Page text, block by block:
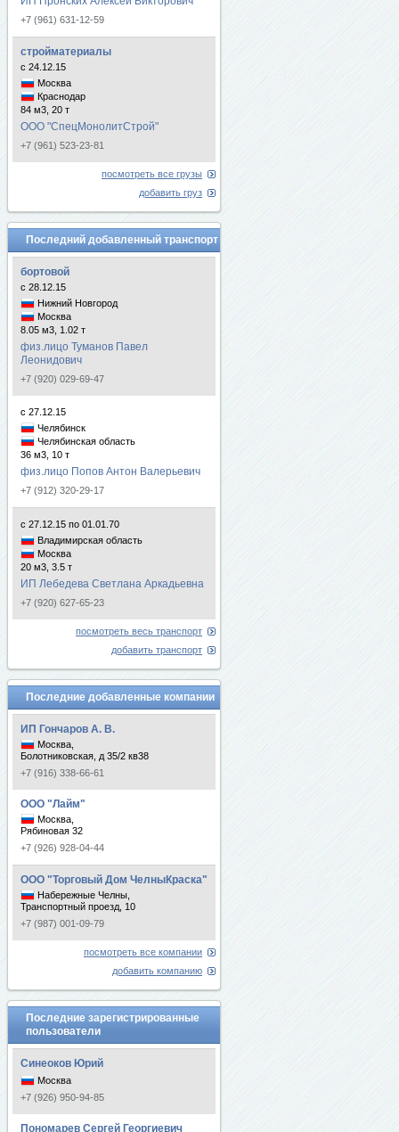
+7 (961) 631-12-59
стройматериалы
с 24.12.15
Москва
Краснодар
84 м3, 20 т
ООО "СпецМонолитСтрой"
+7 (961) 523-23-81
посмотреть все грузы
добавить груз
Последний добавленный транспорт
бортовой
с 28.12.15
Нижний Новгород
Москва
8.05 м3, 1.02 т
физ.лицо Туманов Павел
Леонидович
+7 (920) 029-69-47
с 27.12.15
Челябинск
Челябинская область
36 м3, 10 т
физ.лицо Попов Антон Валерьевич
+7 (912) 320-29-17
с 27.12.15 по 01.01.70
Владимирская область
Москва
20 м3, 3.5 т
ИП Лебедева Светлана Аркадьевна
+7 (920) 627-65-23
посмотреть весь транспорт
добавить транспорт
Последние добавленные компании
ИП Гончаров А. В.
Москва,
Болотниковская, д 35/2 кв38
+7 (916) 338-66-61
ООО "Лайм"
Москва,
Рябиновая 32
+7 (926) 928-04-44
ООО "Торговый Дом ЧелныКраска"
Набережные Челны,
Транспортный проезд, 10
+7 (987) 001-09-79
посмотреть все компании
добавить компанию
Последние зарегистрированные
пользователи
Синеоков Юрий
Москва
+7 (926) 950-94-85
Пономарев Сергей Георгиевич